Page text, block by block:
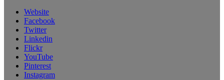
Website
Facebook
Twitter
Linkedin
Flickr
YouTube
Pinterest
Instagram